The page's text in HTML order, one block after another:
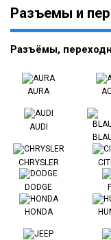
Разъемы и
Разъёмы,
AURA
AUDI
CHRYSLER
DODGE
HONDA